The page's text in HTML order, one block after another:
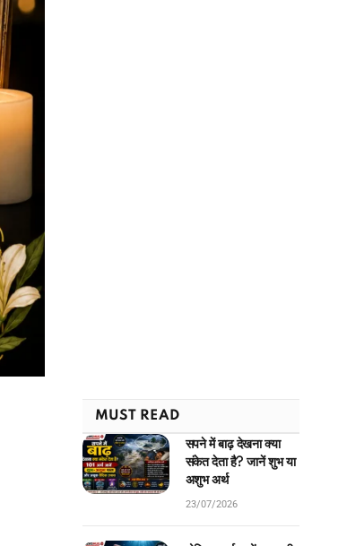
MUST READ
सपने में बाढ़ देखना क्या
संकेत देता है? जानें शुभ या
अशुभ अर्थ
23/07/2026